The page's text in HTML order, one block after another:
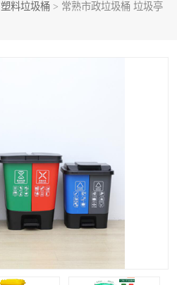
塑料垃圾桶 > 常熟市政垃圾桶 垃圾亭
吸烟岗亭